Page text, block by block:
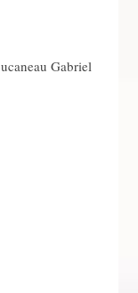
Gabriel